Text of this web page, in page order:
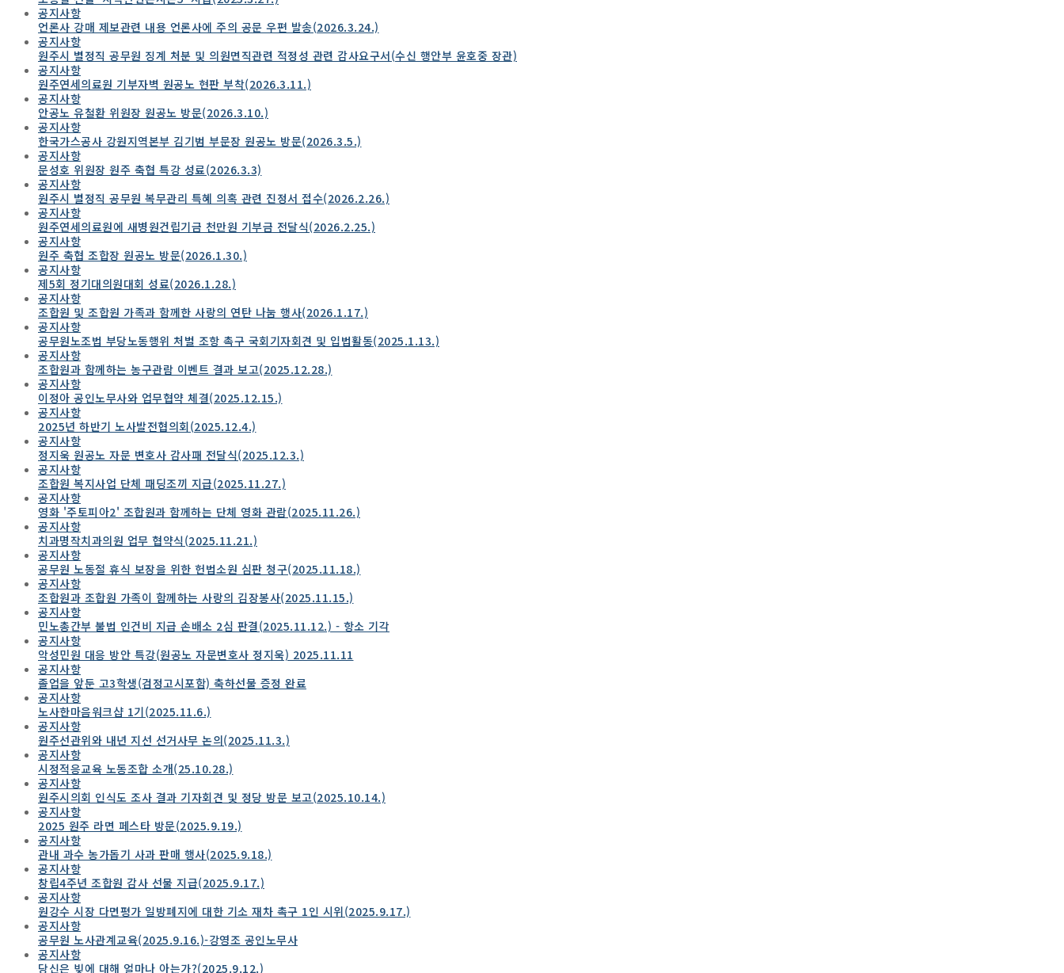
공지사항
언론사 강매 제보관련 내용 언론사에 주의 공문 우편 발송(2026.3.24.)
공지사항
원주시 별정직 공무원 징계 처분 및 의원면직관련 적정성 관련 감사요구서(수신 행안부 윤호중 장관)
공지사항
원주연세의료원 기부자벽 원공노 현판 부착(2026.3.11.)
공지사항
안공노 유철환 위원장 원공노 방문(2026.3.10.)
공지사항
한국가스공사 강원지역본부 김기범 부문장 원공노 방문(2026.3.5.)
공지사항
문성호 위원장 원주 축협 특강 성료(2026.3.3)
공지사항
원주시 별정직 공무원 복무관리 특혜 의혹 관련 진정서 접수(2026.2.26.)
공지사항
원주연세의료원에 새병원건립기금 천만원 기부금 전달식(2026.2.25.)
공지사항
원주 축협 조합장 원공노 방문(2026.1.30.)
공지사항
제5회 정기대의원대회 성료(2026.1.28.)
공지사항
조합원 및 조합원 가족과 함께한 사랑의 연탄 나눔 행사(2026.1.17.)
공지사항
공무원노조법 부당노동행위 처벌 조항 촉구 국회기자회견 및 입법활동(2025.1.13.)
공지사항
조합원과 함께하는 농구관람 이벤트 결과 보고(2025.12.28.)
공지사항
이정아 공인노무사와 업무협약 체결(2025.12.15.)
공지사항
2025년 하반기 노사발전협의회(2025.12.4.)
공지사항
정지욱 원공노 자문 변호사 감사패 전달식(2025.12.3.)
공지사항
조합원 복지사업 단체 패딩조끼 지급(2025.11.27.)
공지사항
영화 '주토피아2' 조합원과 함께하는 단체 영화 관람(2025.11.26.)
공지사항
치과명작치과의원 업무 협약식(2025.11.21.)
공지사항
공무원 노동절 휴식 보장을 위한 헌법소원 심판 청구(2025.11.18.)
공지사항
조합원과 조합원 가족이 함께하는 사랑의 김장봉사(2025.11.15.)
공지사항
민노총간부 불법 인건비 지급 손배소 2심 판결(2025.11.12.) - 항소 기각
공지사항
악성민원 대응 방안 특강(원공노 자문변호사 정지욱) 2025.11.11
공지사항
졸업을 앞둔 고3학생(검정고시포함) 축하선물 증정 완료
공지사항
노사한마음워크샵 1기(2025.11.6.)
공지사항
원주선관위와 내년 지선 선거사무 논의(2025.11.3.)
공지사항
시정적응교육 노동조합 소개(25.10.28.)
공지사항
원주시의회 인식도 조사 결과 기자회견 및 정당 방문 보고(2025.10.14.)
공지사항
2025 원주 라면 페스타 방문(2025.9.19.)
공지사항
관내 과수 농가돕기 사과 판매 행사(2025.9.18.)
공지사항
창립4주년 조합원 감사 선물 지급(2025.9.17.)
공지사항
원강수 시장 다면평가 일방폐지에 대한 기소 재차 촉구 1인 시위(2025.9.17.)
공지사항
공무원 노사관계교육(2025.9.16.)-강영조 공인노무사
공지사항
당신은 빚에 대해 얼마나 아는가?(2025.9.12.)